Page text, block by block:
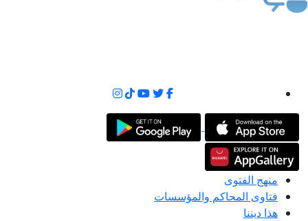
منهج الفتوى
فتاوى المحاكم والمؤسسات
هذا ديننا